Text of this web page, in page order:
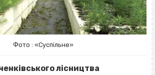
Фото : «Суспільне»
лісництва